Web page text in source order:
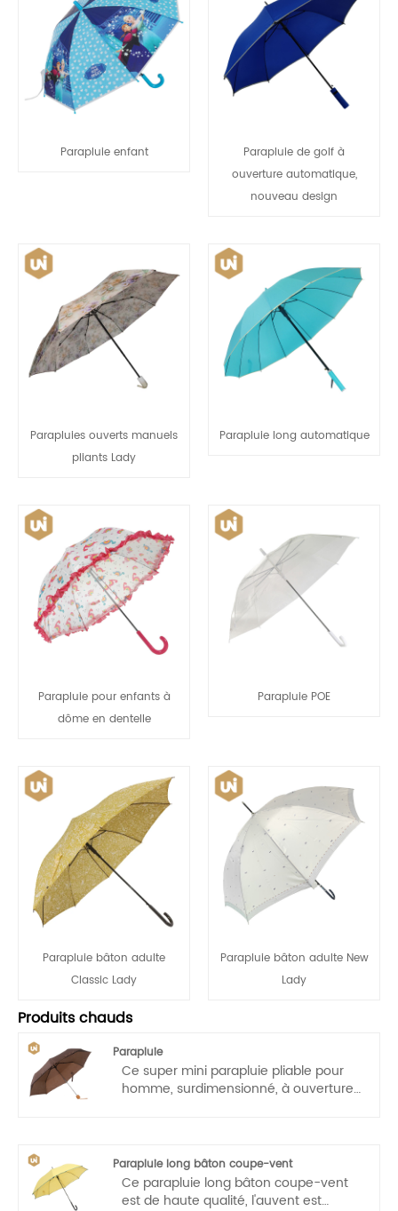
Parapluie enfant
Parapluie de golf à
ouverture automatique,
nouveau design
Parapluies ouverts manuels
pliants Lady
Parapluie long automatique
Parapluie pour enfants à
dôme en dentelle
Parapluie POE
Parapluie bâton adulte
Classic Lady
Parapluie bâton adulte New
Lady
Produits chauds
Parapluie
Ce super mini parapluie pliable pour
homme, surdimensionné, à ouverture
transportable ; assez grand pour vous
garder au sec.
Parapluie long bâton coupe-vent
Ce parapluie long bâton coupe-vent
est de haute qualité, l'auvent est